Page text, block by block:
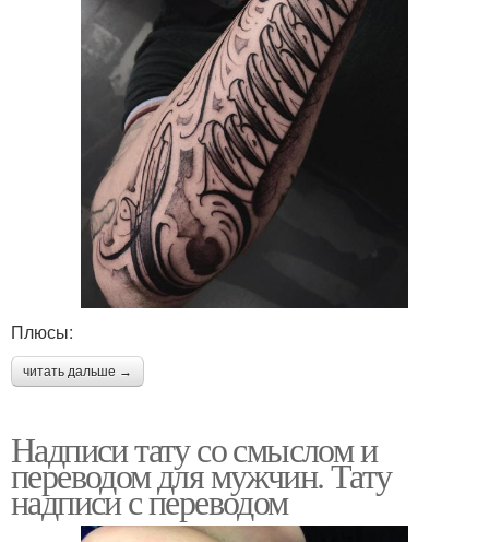
Плюсы:
читать дальше →
Надписи тату со смыслом и
переводом для мужчин. Тату
надписи с переводом